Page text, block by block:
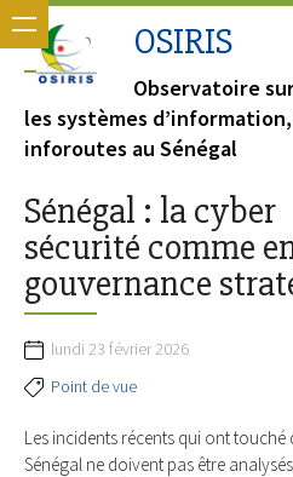
OSIRIS
Observatoire
les systèmes
inforoutes au Sénégal
Sénégal : la cyber
sécurité comme
gouvernance
lundi 23 février 2026
Point de vue
Les incidents récents qui ont
Sénégal ne doivent pas être